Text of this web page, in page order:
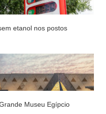
etanol nos postos
Museu Egípcio